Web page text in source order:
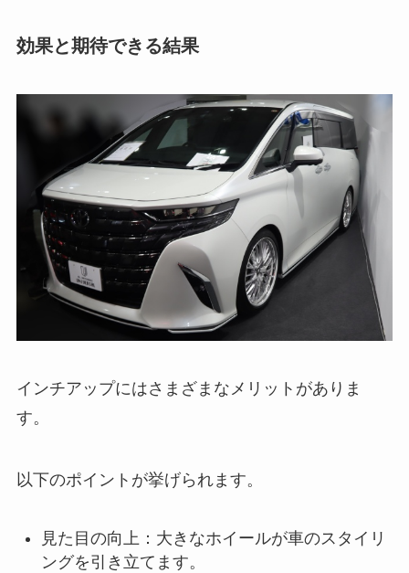
効果と期待できる結果
インチアップにはさまざまなメリットがありま
す。
以下のポイントが挙げられます。
見た目の向上：大きなホイールが車のスタイリ
ングを引き立てます。